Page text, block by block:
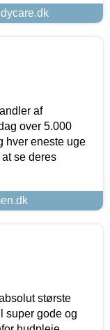
af
over 5.000
hver eneste uge
se deres
største
super gode og